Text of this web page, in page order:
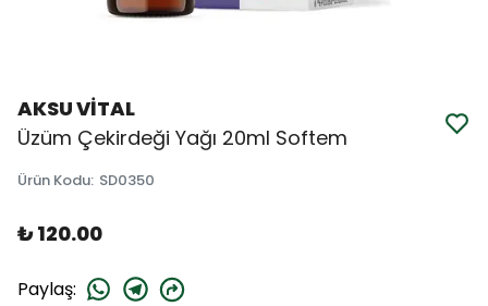
AKSU VİTAL
Üzüm Çekirdeği Yağı 20ml Softem
Ürün Kodu: SD0350
₺ 120.00
Paylaş: